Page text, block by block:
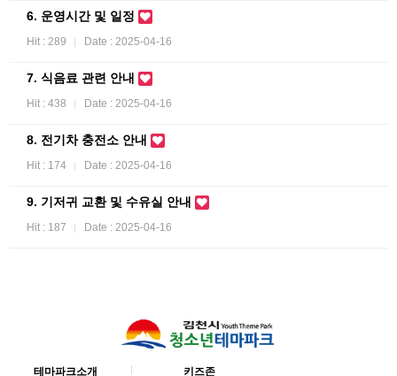
6. 운영시간 및 일정
Hit : 289 Date : 2025-04-16
7. 식음료 관련 안내
Hit : 438 Date : 2025-04-16
8. 전기차 충전소 안내
Hit : 174 Date : 2025-04-16
9. 기저귀 교환 및 수유실 안내
Hit : 187 Date : 2025-04-16
테마파크소개 키즈존